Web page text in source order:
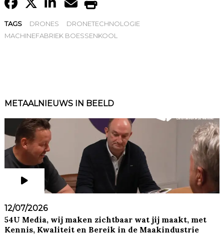
TAGS DRONES
DRONETECHNOLOGIE
MACHINEFABRIEK BOESSENKOOL
METAALNIEUWS IN BEELD
12/07/2026
54U Media, wij maken zichtbaar wat jij maakt, met
Kennis, Kwaliteit en Bereik in de Maakindustrie